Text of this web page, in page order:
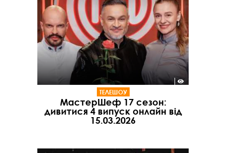
ТЕЛЕШОУ
МастерШеф 17 сезон:
дивитися 4 випуск онлайн від
15.03.2026